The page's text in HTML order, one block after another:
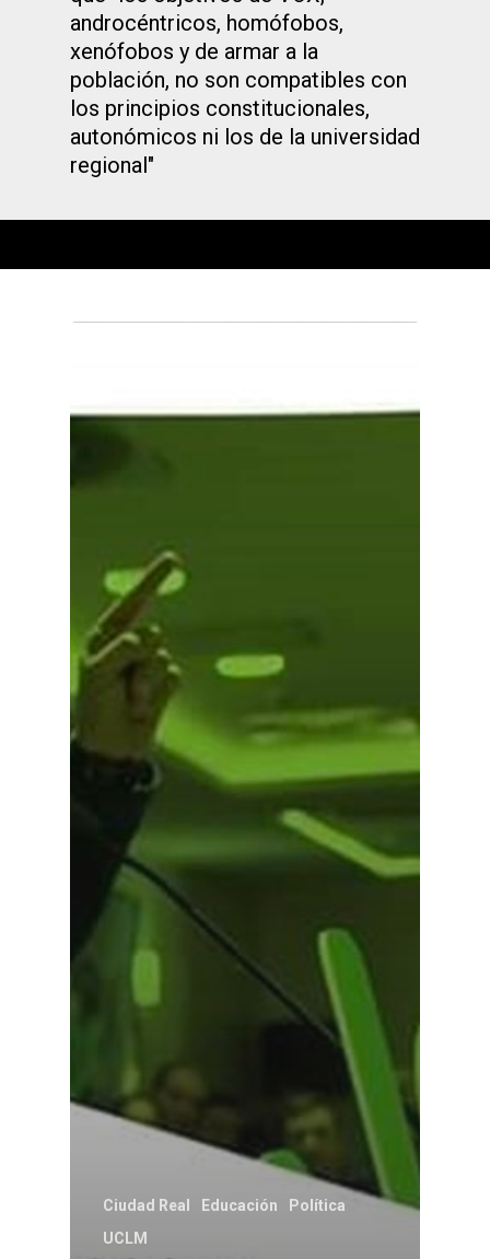
androcéntricos, homófobos,
xenófobos y de armar a la
población, no son compatibles con
los principios constitucionales,
autonómicos ni los de la universidad
regional"
Ciudad Real Educación
Política
UCLM
Castilla-La
Toledo
Ciudad Real
Albacete
Cuenca
Guadalajara
Talavera
Sanidad
Economía
Educación
Cultura
Deportes